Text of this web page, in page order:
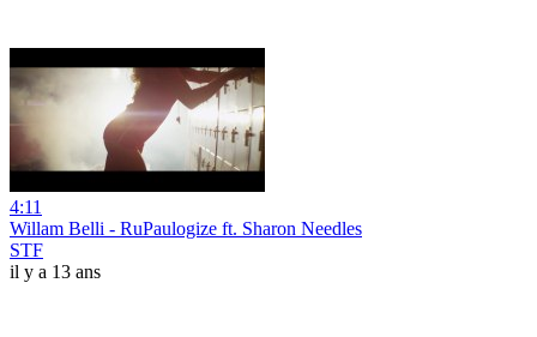
4:11
Willam Belli - RuPaulogize ft. Sharon Needles
STF
il y a 13 ans